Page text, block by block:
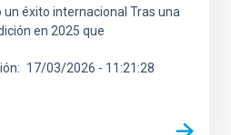
éxito internacional Tras una
en 2025 que
17/03/2026 - 11:21:28